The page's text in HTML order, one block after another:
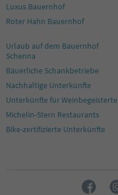
14
15
17
18
19
20
21
22
23
24
25
Luxus Bauernhof
Roter Hahn Bauernhof
Urlaub auf dem Bauernhof
Schenna
Bäuerliche Schankbetriebe
Nachhaltige Unterkünfte
Unterkünfte für Weinbegeisterte
Michelin-Stern Restaurants
Bike-zertifizierte Unterkünfte